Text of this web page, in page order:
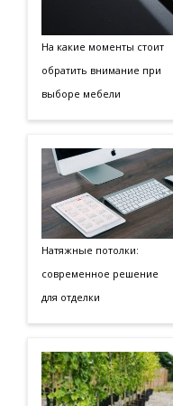
На какие моменты стоит
обратить внимание при
выборе мебели
Натяжные потолки:
современное решение
для отделки